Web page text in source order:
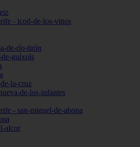
- icod-de-los-vinos
de-río-tirón
guíxols
la-cruz
de-los-infantes
- san-miguel-de-abona
alcor